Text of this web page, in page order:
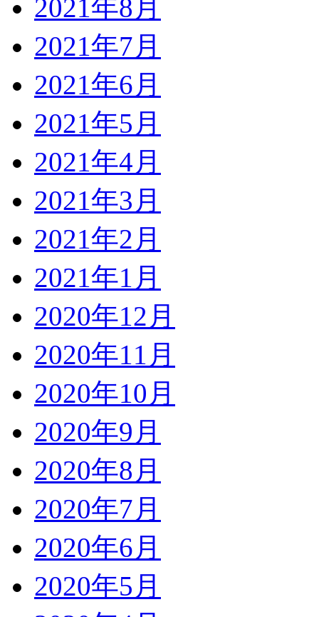
2021年8月
2021年7月
2021年6月
2021年5月
2021年4月
2021年3月
2021年2月
2021年1月
2020年12月
2020年11月
2020年10月
2020年9月
2020年8月
2020年7月
2020年6月
2020年5月